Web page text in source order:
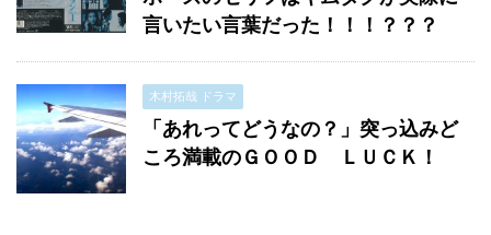
言いたい言葉だった！！！？？？
木村拓哉 ドラマ
「あれってどうなの？」突っ込みど
ころ満載のＧＯＯＤ ＬＵＣＫ！